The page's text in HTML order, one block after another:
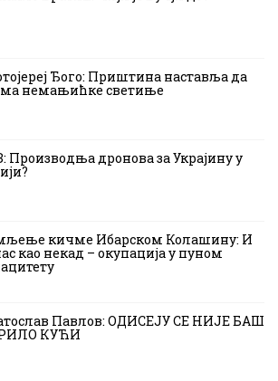
Ђого: Приштина наставља да
немањићке светиње
Производња дронова за Украјину у
кичме Ибарском Колашину: И
као некад – окупација у пуном
Павлов: ОДИСЕЈУ СЕ НИЈЕ БАШ
КУЋИ